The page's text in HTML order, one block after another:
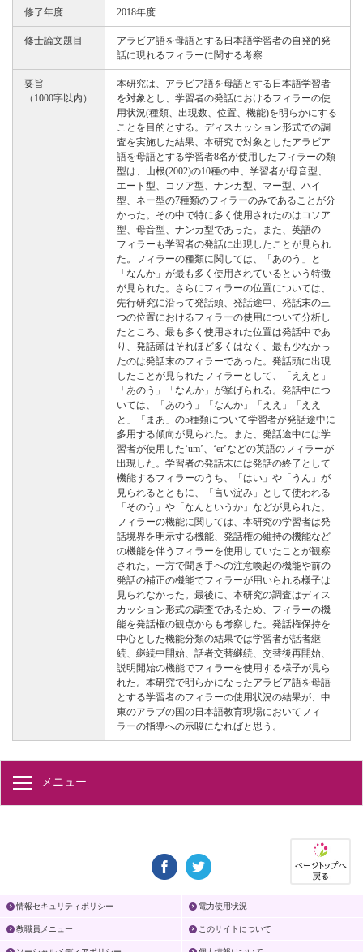
修了年度 2018年度
修士論文題目
アラビア語を母語とする日本語学習者の自発的発
話に現れるフィラーに関する考察
要旨
（1000字以内）
本研究は、アラビア語を母語とする日本語学習者
を対象とし、学習者の発話におけるフィラーの使
用状況(種類、出現数、位置、機能)を明らかにする
ことを目的とする。ディスカッション形式での調
査を実施した結果、本研究で対象としたアラビア
語を母語とする学習者8名が使用したフィラーの類
型は、山根(2002)の10種の中、学習者が母音型、
エート型、コソア型、ナンカ型、マー型、ハイ
型、ネー型の7種類のフィラーのみであることが分
かった。その中で特に多く使用されたのはコソア
型、母音型、ナンカ型であった。また、英語の
フィラーも学習者の発話に出現したことが見られ
た。フィラーの種類に関しては、「あのう」と
「なんか」が最も多く使用されているという特徴
が見られた。さらにフィラーの位置については、
先行研究に沿って発話頭、発話途中、発話末の三
つの位置におけるフィラーの使用について分析し
たところ、最も多く使用された位置は発話中であ
り、発話頭はそれほど多くはなく、最も少なかっ
たのは発話末のフィラーであった。発話頭に出現
したことが見られたフィラーとして、「ええと」
「あのう」「なんか」が挙げられる。発話中につ
いては、「あのう」「なんか」「ええ」「ええ
と」「まあ」の5種類について学習者が発話途中に
多用する傾向が見られた。また、発話途中には学
習者が使用した‘um’、‘er’などの英語のフィラーが
出現した。学習者の発話末には発話の終了として
機能するフィラーのうち、「はい」や「うん」が
見られるとともに、「言い淀み」として使われる
「そのう」や「なんというか」などが見られた。
フィラーの機能に関しては、本研究の学習者は発
話境界を明示する機能、発話権の維持の機能など
の機能を伴うフィラーを使用していたことが観察
された。一方で聞き手への注意喚起の機能や前の
発話の補正の機能でフィラーが用いられる様子は
見られなかった。最後に、本研究の調査はディス
カッション形式の調査であるため、フィラーの機
能を発話権の観点からも考察した。発話権保持を
中心とした機能分類の結果では学習者が話者継
続、継続中開始、話者交替継続、交替後再開始、
説明開始の機能でフィラーを使用する様子が見ら
れた。本研究で明らかになったアラビア語を母語
とする学習者のフィラーの使用状況の結果が、中
東のアラブの国の日本語教育現場においてフィ
ラーの指導への示唆になればと思う。
メニュー
情報セキュリティポリシー 電力使用状況
教職員メニュー このサイトについて